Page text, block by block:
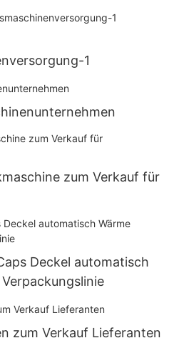
1
zum Verkauf für
Deckel automatisch
zum Verkauf Lieferanten